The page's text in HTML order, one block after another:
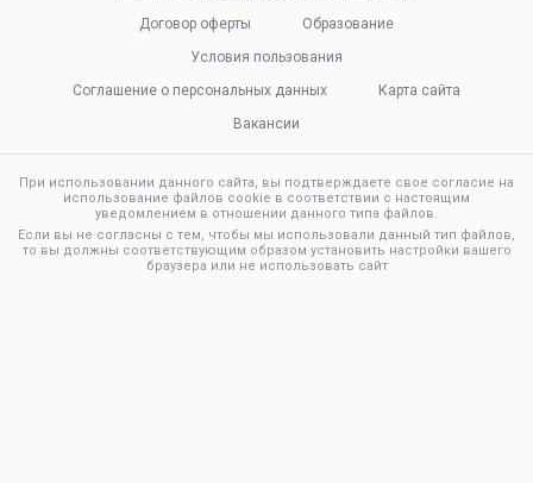
Договор оферты
Образование
Условия пользования
Соглашение о персональных данных
Карта сайта
Вакансии
При использовании данного сайта, вы подтверждаете свое согласие на
использование файлов cookie в соответствии с настоящим
уведомлением в отношении данного типа файлов.
Если вы не согласны с тем, чтобы мы использовали данный тип файлов,
то вы должны соответствующим образом установить настройки вашего
браузера или не использовать сайт